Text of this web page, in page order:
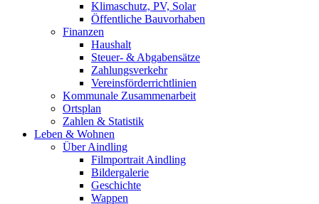
Klimaschutz, PV, Solar
Öffentliche Bauvorhaben
Finanzen
Haushalt
Steuer- & Abgabensätze
Zahlungsverkehr
Vereinsförderrichtlinien
Kommunale Zusammenarbeit
Ortsplan
Zahlen & Statistik
Leben & Wohnen
Über Aindling
Filmportrait Aindling
Bildergalerie
Geschichte
Wappen